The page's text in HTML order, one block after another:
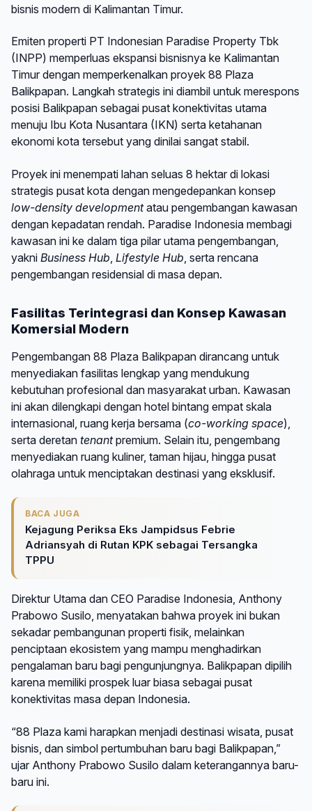
bisnis modern di Kalimantan Timur.
Emiten properti PT Indonesian Paradise Property Tbk
(INPP) memperluas ekspansi bisnisnya ke Kalimantan
Timur dengan memperkenalkan proyek 88 Plaza
Balikpapan. Langkah strategis ini diambil untuk merespons
posisi Balikpapan sebagai pusat konektivitas utama
menuju Ibu Kota Nusantara (IKN) serta ketahanan
ekonomi kota tersebut yang dinilai sangat stabil.
Proyek ini menempati lahan seluas 8 hektar di lokasi
strategis pusat kota dengan mengedepankan konsep
low-density developmentatau pengembangan kawasan
dengan kepadatan rendah. Paradise Indonesia membagi
kawasan ini ke dalam tiga pilar utama pengembangan,
yakni Business Hub Lifestyle Hub , serta rencana
pengembangan residensial di masa depan.
Fasilitas Terintegrasi dan Konsep Kawasan
Komersial Modern
Pengembangan 88 Plaza Balikpapan dirancang untuk
menyediakan fasilitas lengkap yang mendukung
kebutuhan profesional dan masyarakat urban. Kawasan
ini akan dilengkapi dengan hotel bintang empat skala
internasional, ruang kerja bersama (co-working space),
serta deretan tenantpremium. Selain itu, pengembang
menyediakan ruang kuliner, taman hijau, hingga pusat
olahraga untuk menciptakan destinasi yang eksklusif.
BACA JUGA
Kejagung Periksa Eks Jampidsus Febrie
Adriansyah di Rutan KPK sebagai Tersangka
TPPU
Direktur Utama dan CEO Paradise Indonesia, Anthony
Prabowo Susilo, menyatakan bahwa proyek ini bukan
sekadar pembangunan properti fisik, melainkan
penciptaan ekosistem yang mampu menghadirkan
pengalaman baru bagi pengunjungnya. Balikpapan dipilih
karena memiliki prospek luar biasa sebagai pusat
konektivitas masa depan Indonesia.
“88 Plaza kami harapkan menjadi destinasi wisata, pusat
bisnis, dan simbol pertumbuhan baru bagi Balikpapan,”
ujar Anthony Prabowo Susilo dalam keterangannya baru-
baru ini.